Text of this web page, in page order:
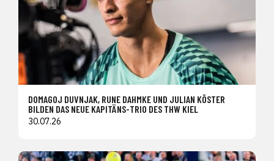
DOMAGOJ DUVNJAK, RUNE DAHMKE UND JULIAN KÖSTER
BILDEN DAS NEUE KAPITÄNS-TRIO DES THW KIEL
30.07.26